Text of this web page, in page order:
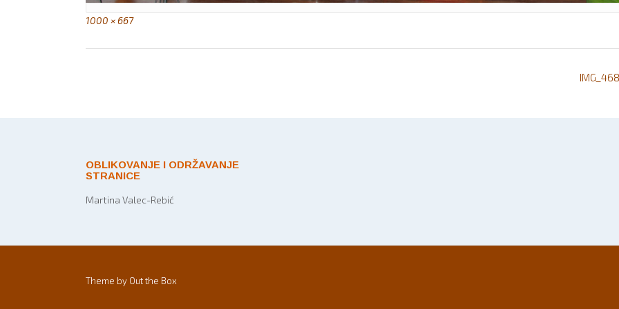
Full
1000 × 667
OBLIKOVANJE I ODRŽAVANJE
STRANICE
Martina Valec-Rebić
Theme by Out the Box